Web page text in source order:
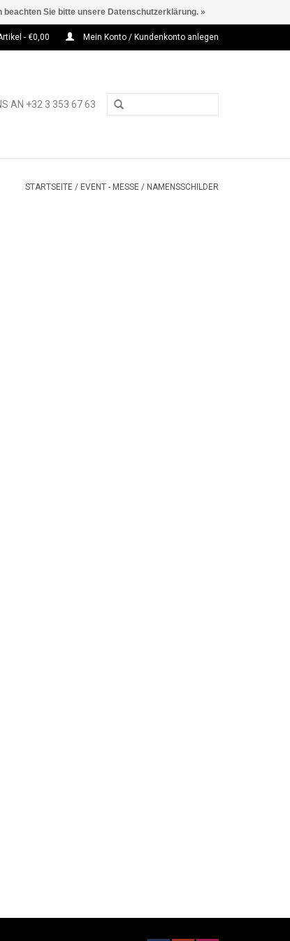
- €0,00 Mein Konto / Kundenkonto anlegen
AN +32 3 353 67 63
STARTSEITE / EVENT - MESSE / NAMENSSCHILDER
beachten Sie bitte unsere Datenschutzerklärung. »